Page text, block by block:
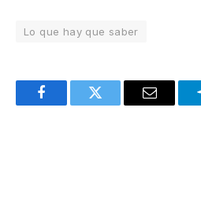
Lo que hay que saber
FacebookTwitter Email